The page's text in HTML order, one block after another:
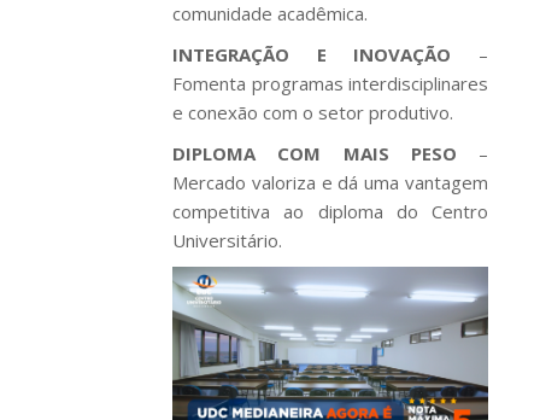
comunidade acadêmica.
INTEGRAÇÃO E INOVAÇÃO –
Fomenta programas interdisciplinares
e conexão com o setor produtivo.
DIPLOMA COM MAIS PESO –
Mercado valoriza e dá uma vantagem
competitiva ao diploma do Centro
Universitário.